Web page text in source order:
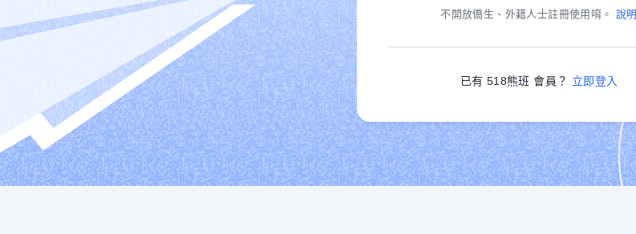
不開放僑生、外籍人士註冊使用唷。 說明
已有 518熊班 會員？ 立即登入